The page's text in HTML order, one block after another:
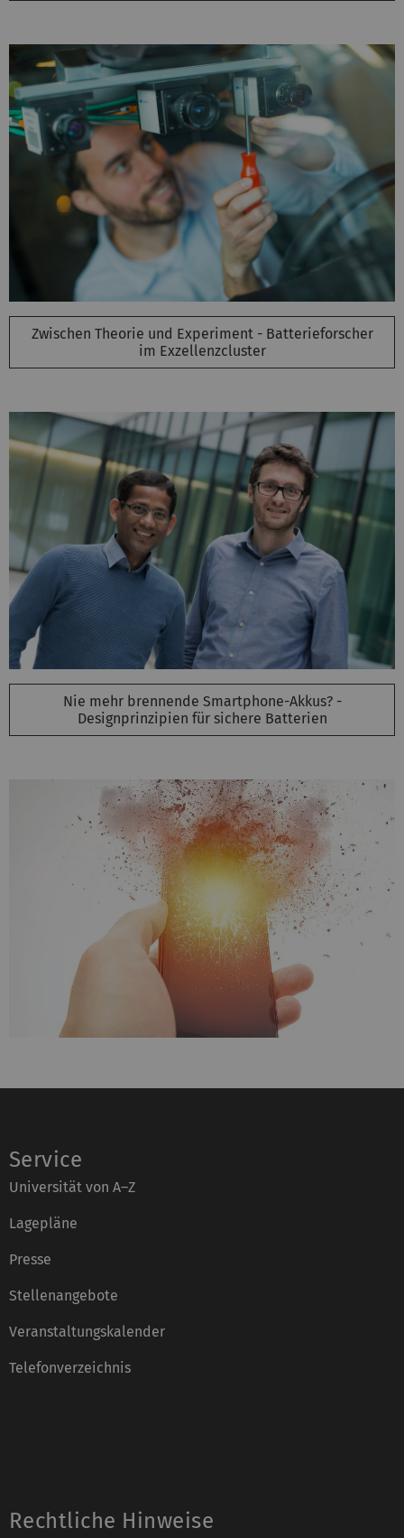
Zwischen Theorie und Experiment - Batterieforscher
im Exzellenzcluster
Nie mehr brennende Smartphone-Akkus? -
Designprinzipien für sichere Batterien
Service
Universität von A–Z
Lagepläne
Presse
Stellenangebote
Veranstaltungskalender
Telefonverzeichnis
Rechtliche Hinweise